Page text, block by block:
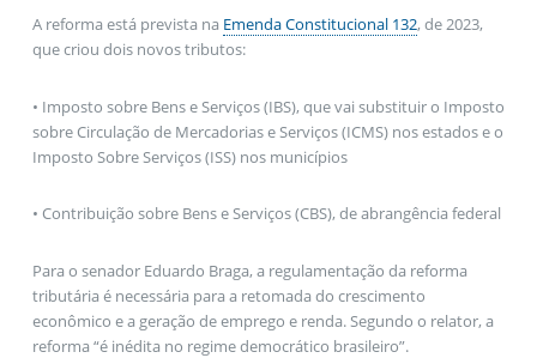
A reforma está prevista na Emenda Constitucional 132, de 2023,
que criou dois novos tributos:
• Imposto sobre Bens e Serviços (IBS), que vai substituir o Imposto
sobre Circulação de Mercadorias e Serviços (ICMS) nos estados e o
Imposto Sobre Serviços (ISS) nos municípios
• Contribuição sobre Bens e Serviços (CBS), de abrangência federal
Para o senador Eduardo Braga, a regulamentação da reforma
tributária é necessária para a retomada do crescimento
econômico e a geração de emprego e renda. Segundo o relator, a
reforma “é inédita no regime democrático brasileiro”.